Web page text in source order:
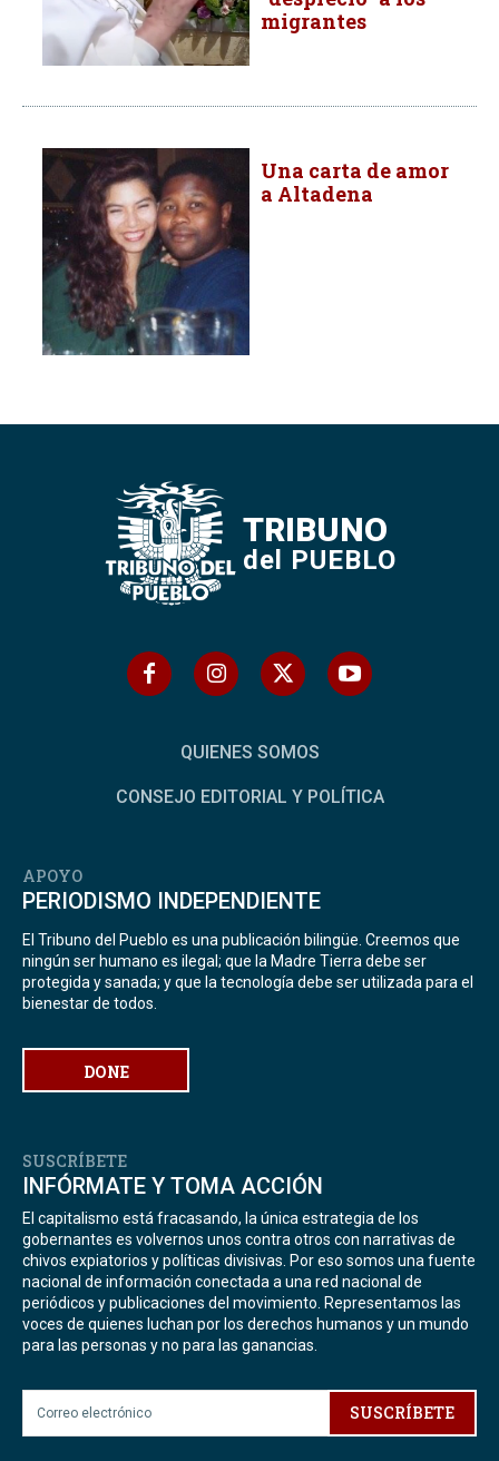
migrantes
Una carta de amor
a Altadena
TRIBUNO
del PUEBLO
QUIENES SOMOS
CONSEJO EDITORIAL Y POLÍTICA
APOYO
PERIODISMO INDEPENDIENTE
El Tribuno del Pueblo es una publicación bilingüe. Creemos que
ningún ser humano es ilegal; que la Madre Tierra debe ser
protegida y sanada; y que la tecnología debe ser utilizada para el
bienestar de todos.
DONE
SUSCRÍBETE
INFÓRMATE Y TOMA ACCIÓN
El capitalismo está fracasando, la única estrategia de los
gobernantes es volvernos unos contra otros con narrativas de
chivos expiatorios y políticas divisivas. Por eso somos una fuente
nacional de información conectada a una red nacional de
periódicos y publicaciones del movimiento. Representamos las
voces de quienes luchan por los derechos humanos y un mundo
para las personas y no para las ganancias.
SUSCRÍBETE